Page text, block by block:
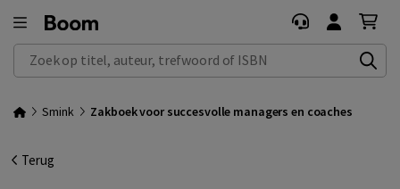
Zoek op titel, auteur, trefwoord of ISBN
Smink Zakboek voor succesvolle managers en coaches
Terug